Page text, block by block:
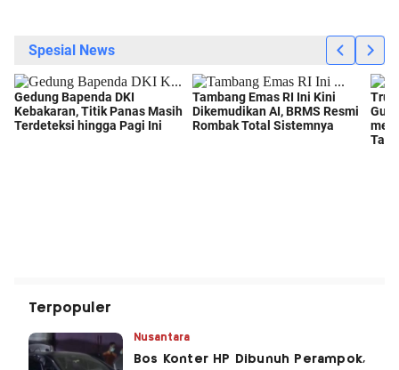
Terpopuler
Nusantara
Bos Konter HP Dibunuh Perampok,